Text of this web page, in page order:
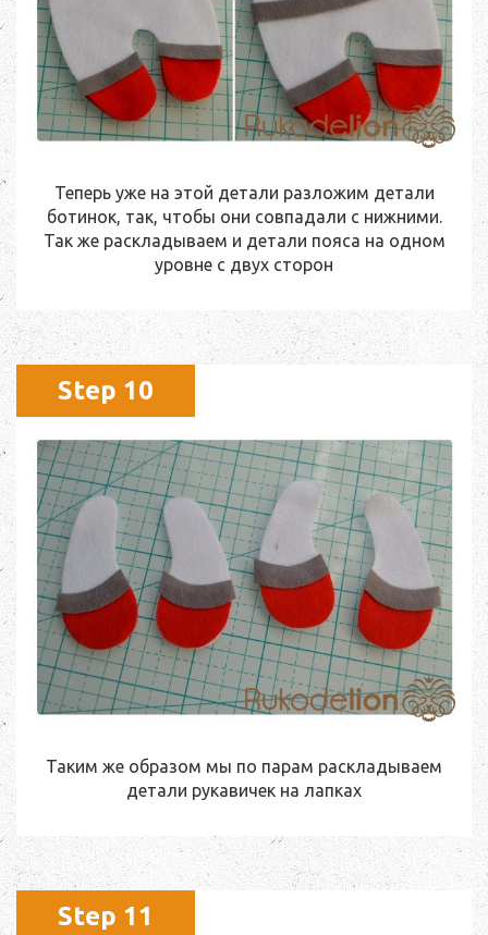
Теперь уже на этой детали разложим детали
ботинок, так, чтобы они совпадали с нижними.
Так же раскладываем и детали пояса на одном
уровне с двух сторон
Step 10
Таким же образом мы по парам раскладываем
детали рукавичек на лапках
Step 11